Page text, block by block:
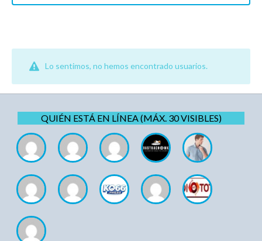
Lo sentimos, no hemos encontrado usuarios.
QUIÉN ESTÁ EN LÍNEA (MÁX. 30 VISIBLES)